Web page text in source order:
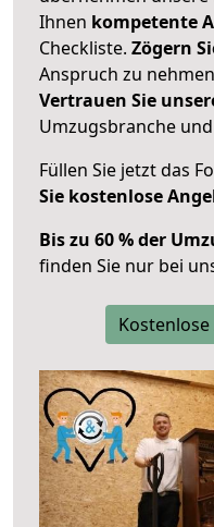
Ihnen kompetente
Checkliste. Zögern
Anspruch zu
Vertrauen Sie
Umzugsbranche
Füllen Sie jetzt das
Sie kostenlose
Bis zu 60 % der
finden Sie nur bei